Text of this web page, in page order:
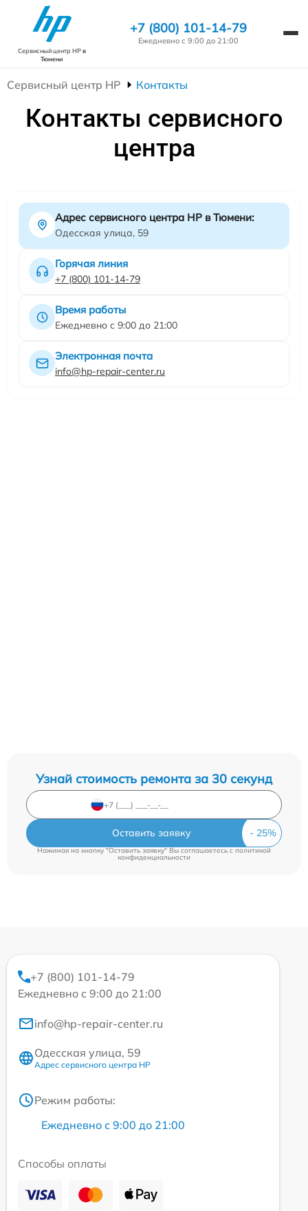
Сервисный центр HPв
Тюмени
+7 (800) 101-14-79
Ежедневно с 9:00 до 21:00
Сервисный центр HP Контакты
Контакты сервисного
центра
Адрес сервисного центра HP в Тюмени:
Одесская улица, 59
Горячая линия
+7 (800) 101-14-79
Время работы
Ежедневно с 9:00 до 21:00
Электронная почта
info@hp-repair-center.ru
Узнай стоимость ремонта за 30 секунд
Оставить заявку
Нажимая на кнопку "Оставить заявку" Вы соглашаетесь cполитикой
конфиденциальности
+7 (800) 101-14-79
Ежедневно с 9:00 до 21:00
info@hp-repair-center.ru
Одесская улица, 59
Адрес сервисного центра HP
Режим работы:
Ежедневно с 9:00 до 21:00
Способы оплаты